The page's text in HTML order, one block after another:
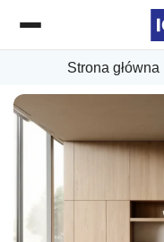
Strona główna